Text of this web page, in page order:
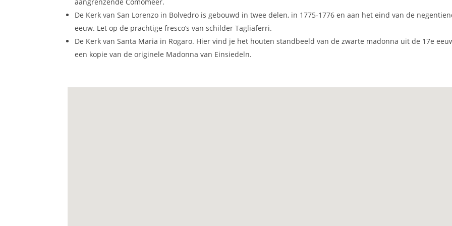
De Kerk van San Lorenzo in Bolvedro is gebouwd in twee delen, in 1775-1776 en aan het eind van de
eeuw. Let op de prachtige fresco’s van schilder Tagliaferri.
De Kerk van Santa Maria in Rogaro. Hier vind je het houten standbeeld van de zwarte madonna uit de 17e
een kopie van de originele Madonna van Einsiedeln.